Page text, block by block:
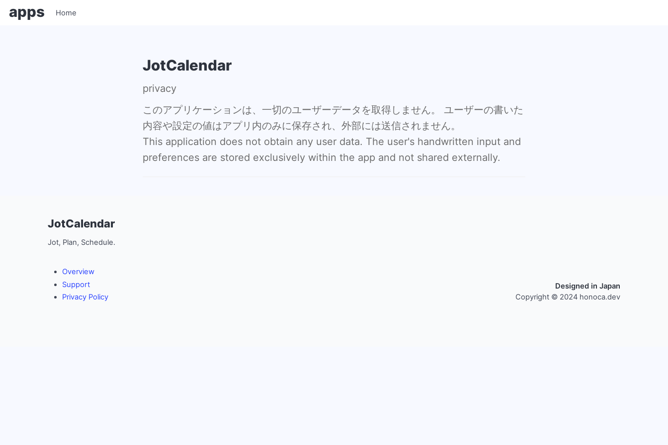
apps Home
JotCalendar
privacy
このアプリケーションは、一切のユーザーデータを取得しません。 ユーザーの書いた
内容や設定の値はアプリ内のみに保存され、外部には送信されません。
This application does not obtain any user data. The user's handwritten input and
preferences are stored exclusively within the app and not shared externally.
JotCalendar
Jot, Plan, Schedule.
Overview
Support
Privacy Policy
Designed in Japan
Copyright © 2024 honoca.dev